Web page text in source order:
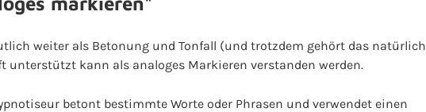
weiter als Betonung und Tonfall (und trotzdem gehört das natürlich
unterstützt kann als analoges Markieren verstanden werden.
betont bestimmte Worte oder Phrasen und verwendet einen